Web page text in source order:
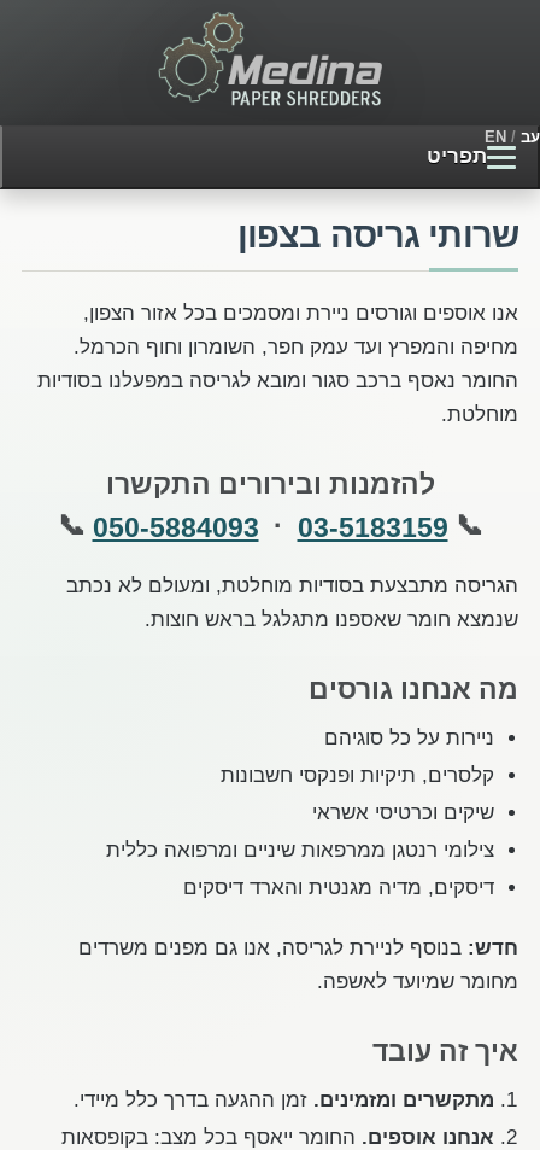
תפריט
עב /
EN
שרותי גריסה בצפון
אנו אוספים וגורסים ניירת ומסמכים בכל אזור הצפון,
מחיפה והמפרץ ועד עמק חפר, השומרון וחוף הכרמל.
החומר נאסף ברכב סגור ומובא לגריסה במפעלנו בסודיות
מוחלטת.
להזמנות ובירורים התקשרו
📞
03-5183159
·
050-5884093
📞
הגריסה מתבצעת בסודיות מוחלטת, ומעולם לא נכתב
שנמצא חומר שאספנו מתגלגל בראש חוצות.
מה אנחנו גורסים
ניירות על כל סוגיהם
קלסרים, תיקיות ופנקסי חשבונות
שיקים וכרטיסי אשראי
צילומי רנטגן ממרפאות שיניים ומרפואה כללית
דיסקים, מדיה מגנטית והארד דיסקים
חדש: בנוסף לניירת לגריסה, אנו גם מפנים משרדים
מחומר שמיועד לאשפה.
איך זה עובד
מתקשרים ומזמינים. זמן ההגעה בדרך כלל מיידי.
אנחנו אוספים. החומר ייאסף בכל מצב: בקופסאות